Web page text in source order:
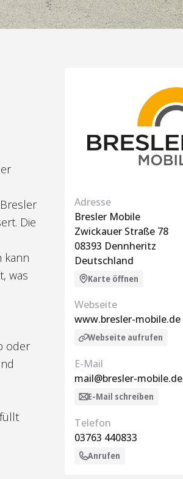
Die
kann
was
oder
Adresse
Bresler Mobile
Zwickauer Straße 78
08393 Dennheritz
Deutschland
Karte öffnen
Webseite
www.bresler-mobile.de
Webseite aufrufen
E-Mail
mail@bresler-mobile.de
E-Mail schreiben
Telefon
03763 440833
Anrufen